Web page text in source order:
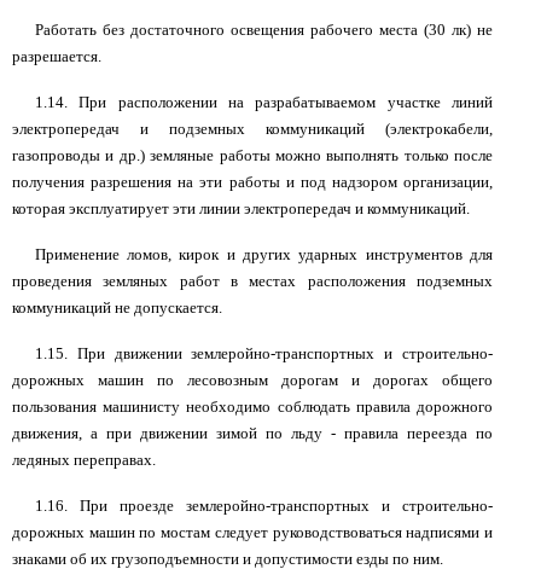
Работать без достаточного освещения рабочего места (30 лк) не
разрешается.
1.14. При расположении на разрабатываемом участке линий
электропередач и подземных коммуникаций (электрокабели,
газопроводы и др.) земляные работы можно выполнять только после
получения разрешения на эти работы и под надзором организации,
которая эксплуатирует эти линии электропередач и коммуникаций.
Применение ломов, кирок и других ударных инструментов для
проведения земляных работ в местах расположения подземных
коммуникаций не допускается.
1.15. При движении землеройно-транспортных и строительно-
дорожных машин по лесовозным дорогам и дорогах общего
пользования машинисту необходимо соблюдать правила дорожного
движения, а при движении зимой по льду - правила переезда по
ледяных переправах.
1.16. При проезде землеройно-транспортных и строительно-
дорожных машин по мостам следует руководствоваться надписями и
знаками об их грузоподъемности и допустимости езды по ним.